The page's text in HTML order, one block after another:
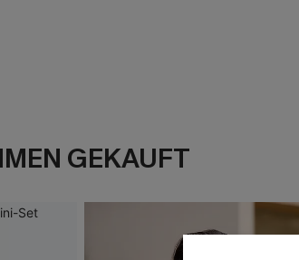
GEKAUFT